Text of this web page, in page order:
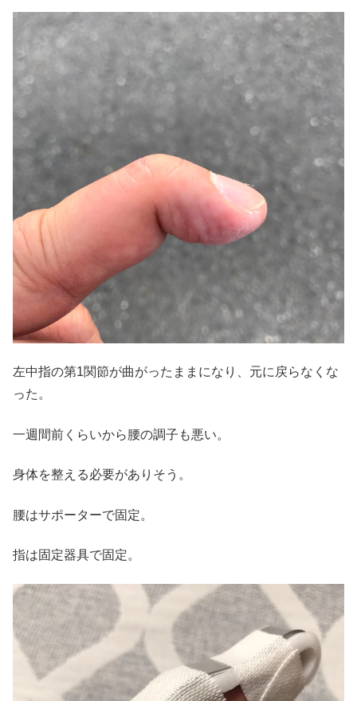
左中指の第1関節が曲がったままになり、元に戻らなくな
った。
一週間前くらいから腰の調子も悪い。
身体を整える必要がありそう。
腰はサポーターで固定。
指は固定器具で固定。